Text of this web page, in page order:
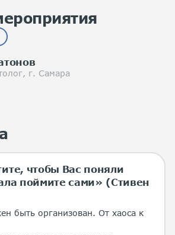
г. Самара
чтобы Вас поняли
поймите сами» (Стивен
быть организован. От хаоса к